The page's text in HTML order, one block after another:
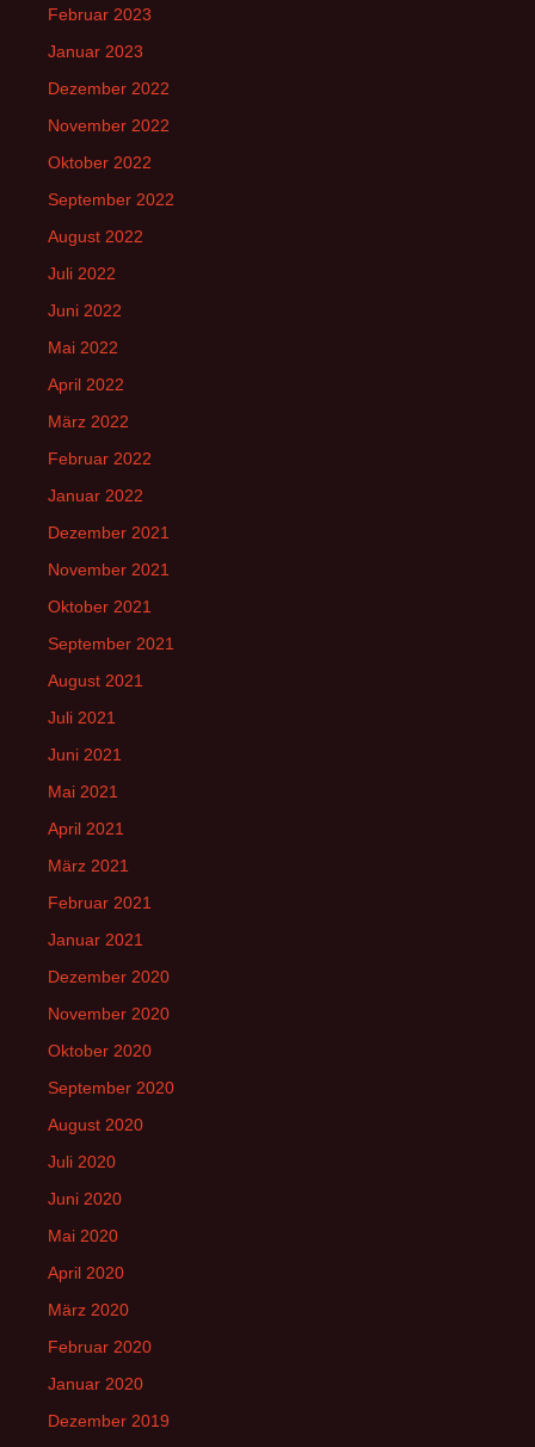
Februar 2023
Januar 2023
Dezember 2022
November 2022
Oktober 2022
September 2022
August 2022
Juli 2022
Juni 2022
Mai 2022
April 2022
März 2022
Februar 2022
Januar 2022
Dezember 2021
November 2021
Oktober 2021
September 2021
August 2021
Juli 2021
Juni 2021
Mai 2021
April 2021
März 2021
Februar 2021
Januar 2021
Dezember 2020
November 2020
Oktober 2020
September 2020
August 2020
Juli 2020
Juni 2020
Mai 2020
April 2020
März 2020
Februar 2020
Januar 2020
Dezember 2019